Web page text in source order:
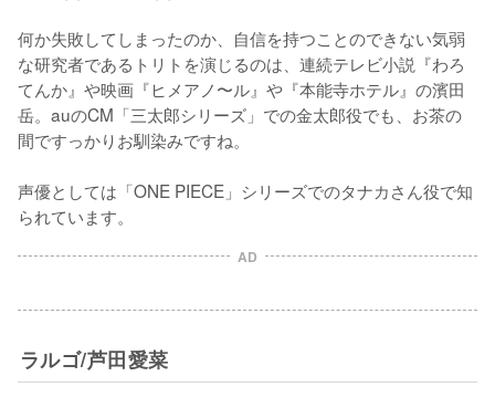
何か失敗してしまったのか、自信を持つことのできない気弱
な研究者であるトリトを演じるのは、連続テレビ小説『わろ
てんか』や映画『ヒメアノ〜ル』や『本能寺ホテル』の濱田
岳。auのCM「三太郎シリーズ」での金太郎役でも、お茶の
間ですっかりお馴染みですね。
声優としては「ONE PIECE」シリーズでのタナカさん役で知
られています。
AD
ラルゴ/芦田愛菜